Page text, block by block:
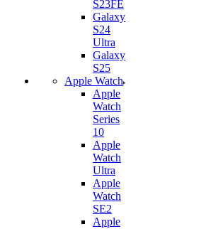
S23FE
Galaxy
S24
Ultra
Galaxy
S25
Apple Watch
Apple
Watch
Series
10
Apple
Watch
Ultra
Apple
Watch
SE2
Apple